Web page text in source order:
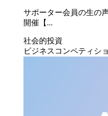
サポーター会員の生の
開催【...
社会的投資
ビジネスコンペティシ